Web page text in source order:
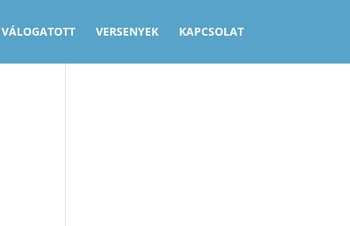
VÁLOGATOTT VERSENYEK KAPCSOLAT